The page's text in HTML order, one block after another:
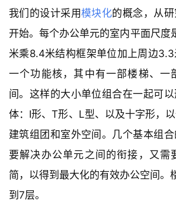
我们的设计采用模块化的概念，从
开始。每个办公单元的室内平面尺度
米乘8.4米结构框架单位加上周边
一个功能核，其中有一部楼梯、一
间。这样的大小单位组合在一起可
体：I形、T形、L型、以及十字形，
建筑组团和室外空间。几个基本组
要解决办公单元之间的衔接，又需
简，以得到最大化的有效办公空间。
到7层。